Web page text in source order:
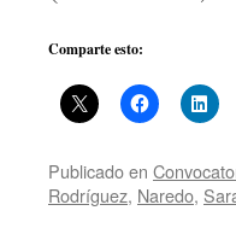
Comparte esto:
Publicado en
Rodríguez, Naredo,